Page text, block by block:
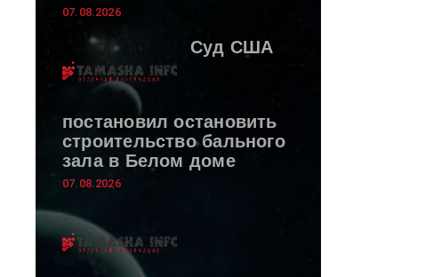
07.08.2026
Суд США
постановил остановить
строительство бального
зала в Белом доме
07.08.2026